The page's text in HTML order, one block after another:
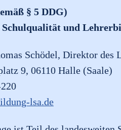
§ 5 DDG)
und
Schödel, Direktor des
9, 06110 Halle (Saale)
lsa.de